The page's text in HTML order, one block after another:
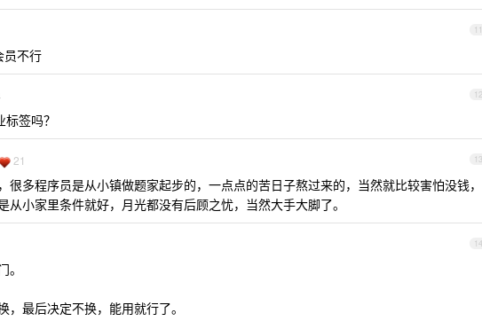
11
员不行
12
签吗？
13
21
很多程序员是从小镇做题家起步的，一点点的苦日子熬过来的，当然就比较害怕没钱，
从小家里条件就好，月光都没有后顾之忧，当然大手大脚了。
14
，最后决定不换，能用就行了。